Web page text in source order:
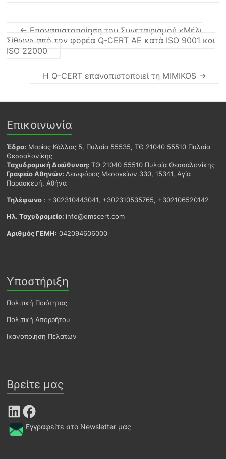
← Επαναπιστοποίηση του Συνεταιρισμού «Μέλι
Σίθων» από τον φορέα Q-CERT ΑΕ κατά ISO 9001 και
ISO 22000
Η Q-CERT επαναπιστοποιεί τη MIMIKOS →
Επικοινωνία
Έδρα: Μαρίας Κάλλας 5, Πυλαία 55535, ΤΘ 21040 55510 Πυλαία
Θεσσαλονίκης
Ταχυδρομική Διεύθυνση:ΤΘ 21040 55510 Πυλαία Θεσσαλονίκης
Γραφείο Αθηνών: Λεωφόρος Μεσογείων 330, 15341, Αγία
Παρασκευή, Αθήνα
Τηλέφωνο : +302310443041, +302310535765, +302106520142
Ηλ. Ταχυδρομείο: info@qmscert.com
Αριθμός ΓΕΜΗ: 042094606000
Υποστήριξη
Πολιτική Ποιότητας
Πολιτική Απορρήτου
Ικανοποίηση Πελατών
Βρείτε μας
LinkedIn Facebook
Εγγραφείτε στο Newsletter μας